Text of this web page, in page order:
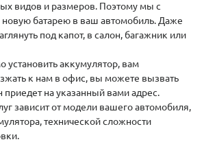
видов и размеров. Поэтому мы с
новую батарею в ваш автомобиль. Даже
под капот, в салон, багажник или
установить аккумулятор, вам
к нам в офис, вы можете вызвать
приедет на указанный вами адрес.
зависит от модели вашего автомобиля,
технической сложности